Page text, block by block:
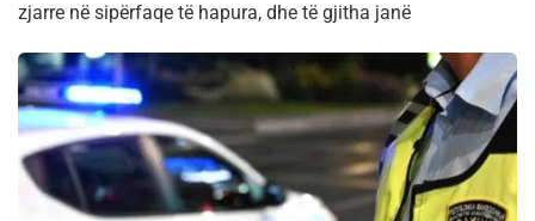
zjarre në sipërfaqe të hapura, dhe të gjitha janë